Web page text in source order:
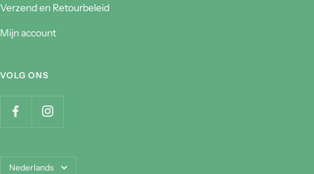
Verzend en Retourbeleid
Mijn account
VOLG ONS
TaalNederlands